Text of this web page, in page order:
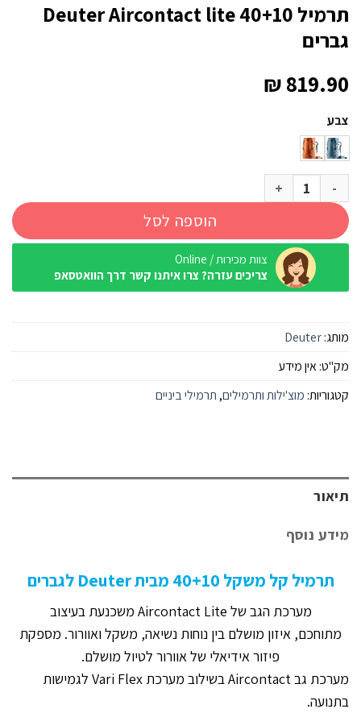
תרמיל Deuter Aircontact lite 40+10
גברים
₪819.90
צבע
כמות של תרמיל Deuter Aircontact lite 40+10 גברים
הוספה לסל
צוות מכירות / Online
צריכים עזרה? צרו איתנו קשר דרך הוואטסאפ
מותג:Deuter
מק"ט:אין מידע
קטגוריות: מוצ'ילות ותרמילים, תרמילי ביניים
תיאור
מידע נוסף
תרמיל קל משקל 40+10 מבית Deuter לגברים
מערכת הגב של Aircontact Lite משכנעת בעיצוב
מתוחכם, איזון מושלם בין נוחות נשיאה, משקל ואוורור. מספקת
פיזור אידיאלי של אוורור לטיול מושלם.
מערכת גב Aircontact בשילוב מערכת Vari Flex לגמישות
בתנועה.